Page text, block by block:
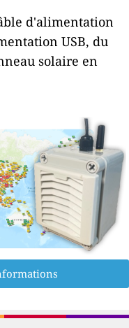
d'alimentation
USB, du
solaire en